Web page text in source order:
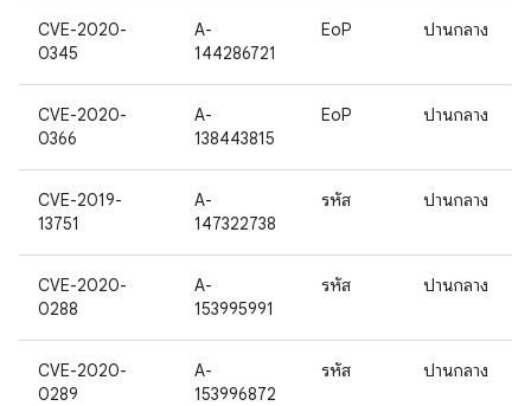
CVE-2020-
0345
A-
144286721
EoP ปานกลาง
CVE-2020-
0366
A-
138443815
EoP ปานกลาง
CVE-2019-
13751
A-
147322738
รหัส ปานกลาง
CVE-2020-
0288
A-
153995991
รหัส ปานกลาง
CVE-2020-
0289
A-
153996872
รหัส ปานกลาง